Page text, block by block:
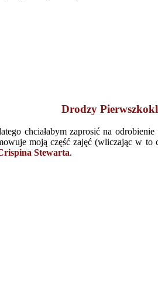
Drodzy
chciałabym zaprosić na
moją część zajęć (wliczając w to
Stewarta.